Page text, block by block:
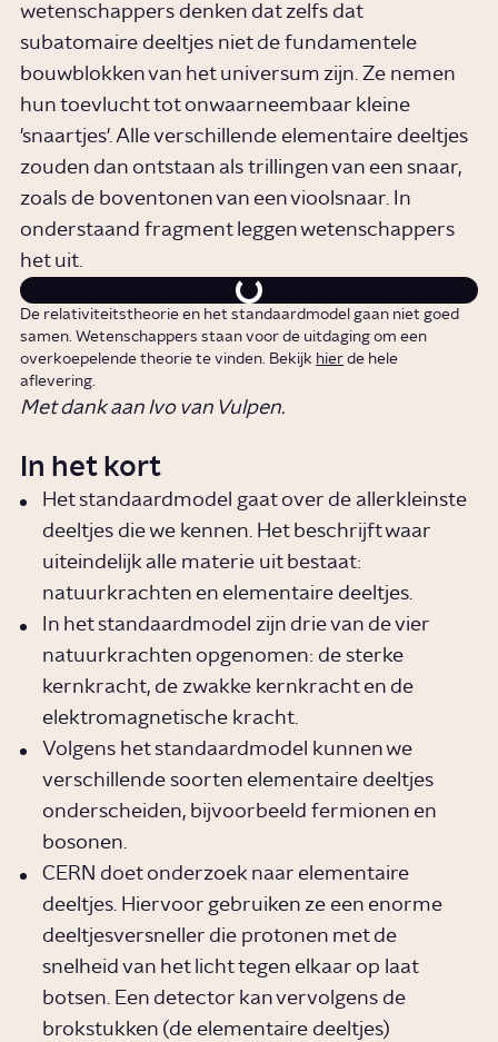
wetenschappers denken dat zelfs dat
subatomaire deeltjes niet de fundamentele
bouwblokken van het universum zijn. Ze nemen
hun toevlucht tot onwaarneembaar kleine
'snaartjes'. Alle verschillende elementaire deeltjes
zouden dan ontstaan als trillingen van een snaar,
zoals de boventonen van een vioolsnaar. In
onderstaand fragment leggen wetenschappers
het uit.
De relativiteitstheorie en het standaardmodel gaan niet goed
samen. Wetenschappers staan voor de uitdaging om een
overkoepelende theorie te vinden. Bekijk hier de hele
aflevering.
Met dank aan Ivo van Vulpen.
In het kort
Het standaardmodel gaat over de allerkleinste
deeltjes die we kennen. Het beschrijft waar
uiteindelijk alle materie uit bestaat:
natuurkrachten en elementaire deeltjes.
In het standaardmodel zijn drie van de vier
natuurkrachten opgenomen: de sterke
kernkracht, de zwakke kernkracht en de
elektromagnetische kracht.
Volgens het standaardmodel kunnen we
verschillende soorten elementaire deeltjes
onderscheiden, bijvoorbeeld fermionen en
bosonen.
CERN doet onderzoek naar elementaire
deeltjes. Hiervoor gebruiken ze een enorme
deeltjesversneller die protonen met de
snelheid van het licht tegen elkaar op laat
botsen. Een detector kan vervolgens de
brokstukken (de elementaire deeltjes)